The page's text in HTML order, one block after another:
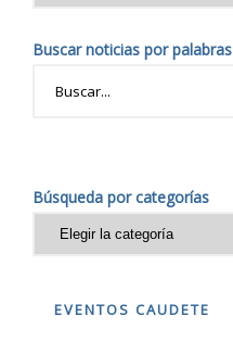
Buscar noticias por palabras
Búsqueda por categorías
EVENTOS CAUDETE